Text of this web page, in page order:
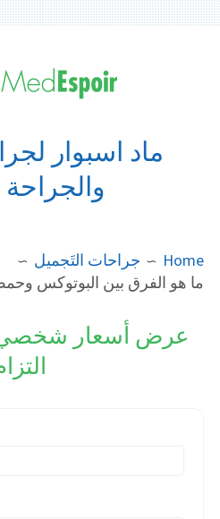
ماد اسبوار
والجراحة
Home
جراحات التَجميل
ما هو الفرق بين البوتوكس
عرض أسعار شخصي